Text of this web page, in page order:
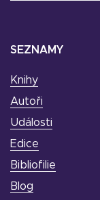
SEZNAMY
Knihy
Autoři
Události
Edice
Bibliofilie
Blog